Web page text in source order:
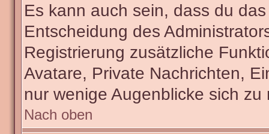
Es kann auch sein, dass du
Entscheidung des
Registrierung zusätzliche
Avatare, Private Nachrichten,
nur wenige Augenblicke sich
Nach oben